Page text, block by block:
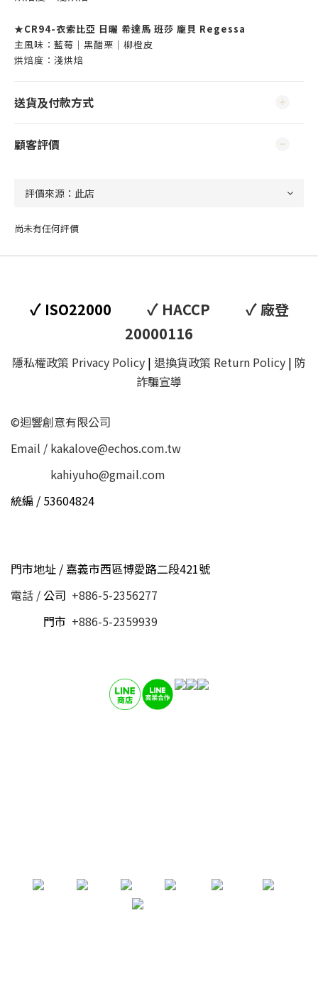
★CR94-衣索比亞 日曬 希達馬 班莎 龐貝 Regessa
主風味：藍莓｜黑醋栗｜柳橙皮
烘焙度：淺烘焙
送貨及付款方式
顧客評價
尚未有任何評價
✓ISO22000 ✓HACCP ✓廠登
20000116
隱私權政策 Privacy Policy | 退換貨政策 Return Policy | 防
詐騙宣導
©迴響創意有限公司
Email / kakalove@echos.com.tw
kahiyuho@gmail.com
統編 / 53604824
門市地址 / 嘉義市西區博愛路二段421號
電話 / 公司 +886-5-2356277
門市 +886-5-2359939